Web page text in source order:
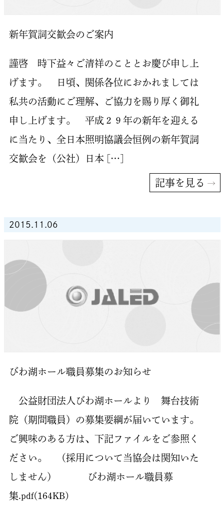
新年賀詞交歓会のご案内
謹啓 時下益々ご清祥のこととお慶び申し上
げます。 日頃、関係各位におかれましては
私共の活動にご理解、ご協力を賜り厚く御礼
申し上げます。 平成２９年の新年を迎える
に当たり、全日本照明協議会恒例の新年賀詞
交歓会を（公社）日本 […]
記事を見る
2015.11.06
びわ湖ホール職員募集のお知らせ
公益財団法人びわ湖ホールより 舞台技術
院（期間職員）の募集要綱が届いています。
ご興味のある方は、下記ファイルをご参照く
ださい。 （採用について当協会は関知いた
しません） びわ湖ホール職員募
集.pdf(164KB)